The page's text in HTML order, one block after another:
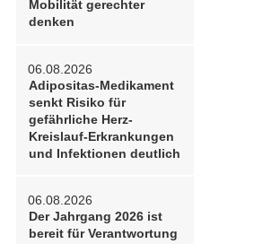
Mobilität gerechter
denken
06.08.2026
Adipositas-Medikament
senkt Risiko für
gefährliche Herz-
Kreislauf-Erkrankungen
und Infektionen deutlich
06.08.2026
Der Jahrgang 2026 ist
bereit für Verantwortung